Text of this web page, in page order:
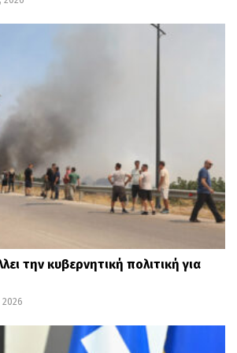
2 με 3 και τις
απογευματινές ώρες
έως 4 μποφόρ. Η
κυμανθεί από 13 έως 22
την κυβερνητική πολιτική για
2026